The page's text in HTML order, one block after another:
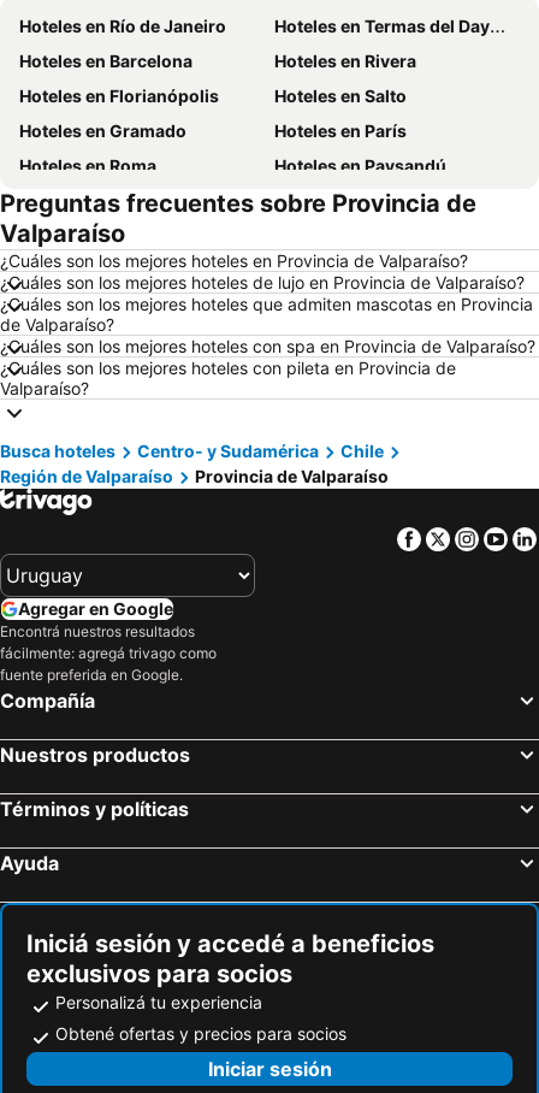
Hoteles en Río de Janeiro
Hoteles en Termas del Dayman
Hoteles en Barcelona
Hoteles en Rivera
Hoteles en Florianópolis
Hoteles en Salto
Hoteles en Gramado
Hoteles en París
Hoteles en Roma
Hoteles en Paysandú
Hoteles en San Carlos de Bariloche
Hoteles en Chuy
Hoteles en Maceió
Hoteles en Ámsterdam
Hoteles en Foz de Iguazú
Hoteles en Maragogi
Hoteles en Punta del Diablo
Hoteles en Ibiza
Hoteles en Brasil
Hoteles en Uruguay
Hoteles en Departamento de Colonia
Hoteles en Argentina
Hoteles en Rocha
Hoteles en España
Hoteles en Asturias
Hoteles en Asunción
Hoteles en Salto
Hoteles en Bahamas
Hoteles en República Dominicana
Hoteles en Colombia
Hoteles en Lanzarote
Hoteles en Curazao
Preguntas frecuentes sobre Provincia de
Valparaíso
¿Cuáles son los mejores hoteles en Provincia de Valparaíso?
¿Cuáles son los mejores hoteles de lujo en Provincia de Valparaíso?
¿Cuáles son los mejores hoteles que admiten mascotas en Provincia
de Valparaíso?
¿Cuáles son los mejores hoteles con spa en Provincia de Valparaíso?
¿Cuáles son los mejores hoteles con pileta en Provincia de
Valparaíso?
Busca hoteles Centro- y Sudamérica
Chile
Región de Valparaíso
Provincia de Valparaíso
Facebook
Twitter
Agregar en Google
Encontrá nuestros resultados
fácilmente: agregá trivago como
fuente preferida en Google.
Compañía
Nuestros productos
Términos y políticas
Ayuda
Iniciá sesión y accedé a beneficios
exclusivos para socios
Personalizá tu experiencia
Obtené ofertas y precios para socios
Iniciar sesión